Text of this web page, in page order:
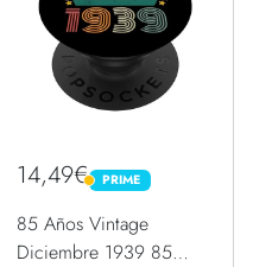
14,49€ PRIME
PRIME
85 Años Vintage
Diciembre 1939 85